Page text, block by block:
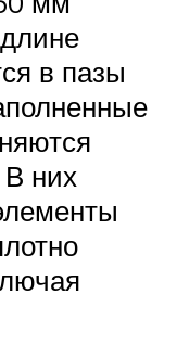
в пазы
В них